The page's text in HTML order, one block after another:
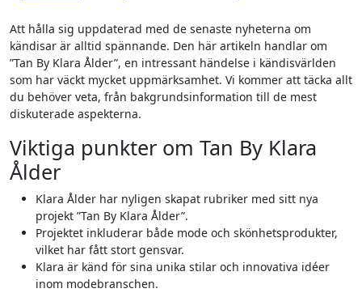
Att hålla sig uppdaterad med de senaste nyheterna om
kändisar är alltid spännande. Den här artikeln handlar om
”Tan By Klara Ålder”, en intressant händelse i kändisvärlden
som har väckt mycket uppmärksamhet. Vi kommer att täcka allt
du behöver veta, från bakgrundsinformation till de mest
diskuterade aspekterna.
Viktiga punkter om Tan By Klara
Ålder
Klara Ålder har nyligen skapat rubriker med sitt nya
projekt ”Tan By Klara Ålder”.
Projektet inkluderar både mode och skönhetsprodukter,
vilket har fått stort gensvar.
Klara är känd för sina unika stilar och innovativa idéer
inom modebranschen.